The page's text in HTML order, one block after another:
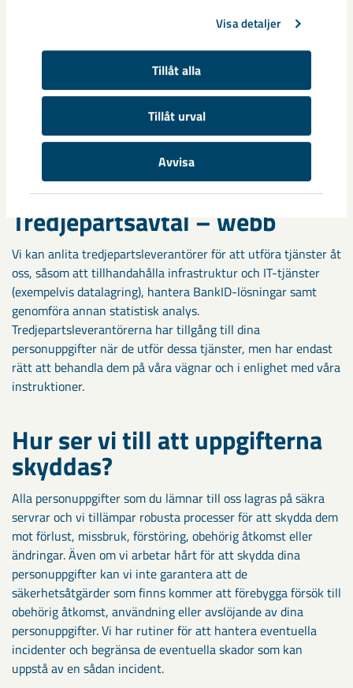
Visa detaljer
Tillåt alla
Tillåt urval
Avvisa
Formulär publicerade på externa webben ser till att dina
personuppgifter når avsedd mottagare samt att lagring av de
inskickade uppgifterna sker på ett säkert sätt hos vår
driftpartner samt i våra interna databaser. Genom
användande av formulär på vår webbplats tillåter du att
LKAB Fastigheter hanterar dina personuppgifter enligt
Tredjepartsavtal – webb
Vi kan anlita tredjepartsleverantörer för att utföra tjänster åt
oss, såsom att tillhandahålla infrastruktur och IT-tjänster
(exempelvis datalagring), hantera BankID-lösningar samt
genomföra annan statistisk analys.
Tredjepartsleverantörerna har tillgång till dina
personuppgifter när de utför dessa tjänster, men har endast
rätt att behandla dem på våra vägnar och i enlighet med våra
instruktioner.
Hur ser vi till att uppgifterna
skyddas?
Alla personuppgifter som du lämnar till oss lagras på säkra
servrar och vi tillämpar robusta processer för att skydda dem
mot förlust, missbruk, förstöring, obehörig åtkomst eller
ändringar. Även om vi arbetar hårt för att skydda dina
personuppgifter kan vi inte garantera att de
säkerhetsåtgärder som finns kommer att förebygga försök till
obehörig åtkomst, användning eller avslöjande av dina
personuppgifter. Vi har rutiner för att hantera eventuella
incidenter och begränsa de eventuella skador som kan
uppstå av en sådan incident.